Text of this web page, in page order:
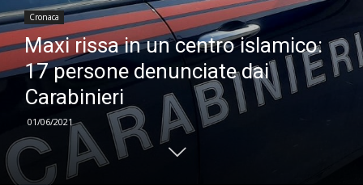
Cronaca
Maxi rissa in un centro islamico:
17 persone denunciate dai
Carabinieri
01/06/2021